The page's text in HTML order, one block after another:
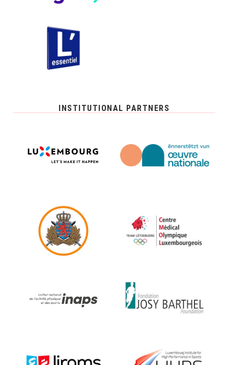
INSTITUTIONAL PARTNERS